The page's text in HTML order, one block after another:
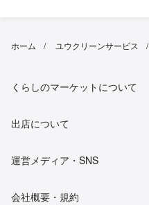
ホーム ユウクリーンサービス
くらしのマーケットについて
出店について
運営メディア・SNS
会社概要・規約